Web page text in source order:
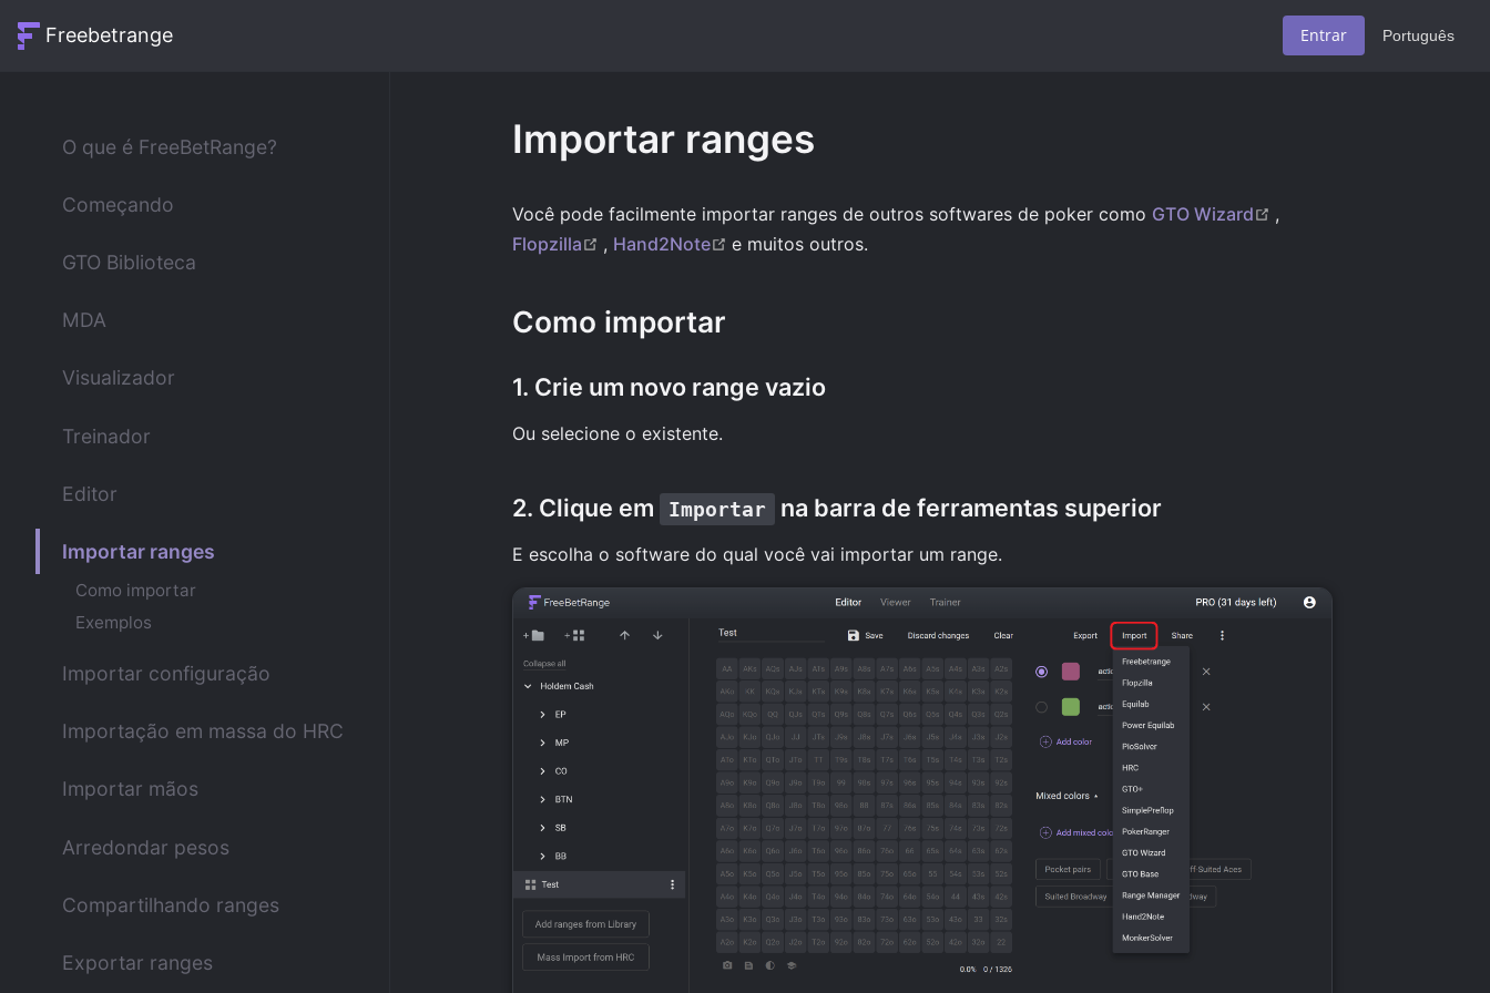
Freebetrange Entrar Português
O que é FreeBetRange?
Começando
GTO Biblioteca
MDA
Visualizador
Treinador
Editor
Importar ranges
Como importar
Exemplos
Importar configuração
Importação em massa do HRC
Importar mãos
Arredondar pesos
Compartilhando ranges
Exportar ranges
Importar ranges
Você pode facilmente importar ranges de outros softwares de poker como GTO Wizard (opens new window)
,
Flopzilla
(opens new window)
, Hand2Note (opens new window)
e muitos outros.
Como importar
1. Crie um novo range vazio
Ou selecione o existente.
2. Clique em Importar na barra de ferramentas superior
E escolha o software do qual você vai importar um range.